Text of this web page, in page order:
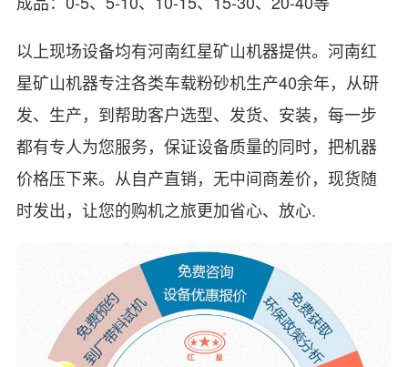
以上现场设备均有河南红星矿山机器提供。河南红
星矿山机器专注各类车载粉砂机生产40余年，从研
发、生产，到帮助客户选型、发货、安装，每一步
都有专人为您服务，保证设备质量的同时，把机器
价格压下来。从自产直销，无中间商差价，现货随
时发出，让您的购机之旅更加省心、放心.